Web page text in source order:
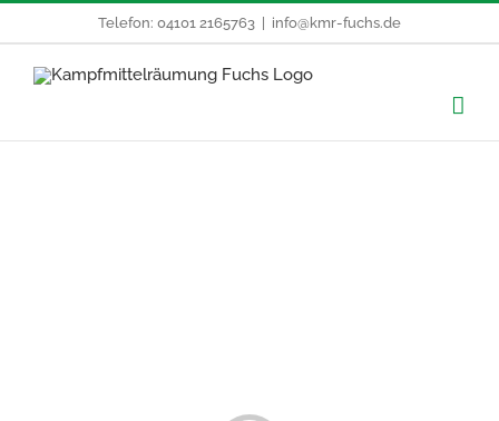
Telefon: 04101 2165763 info@kmr-fuchs.de